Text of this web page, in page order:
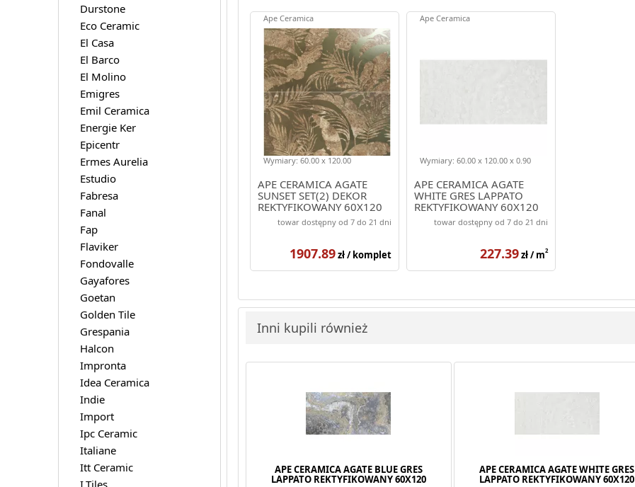
APE CERAMICA AGATE
SUNSET SET(2) DEKOR
REKTYFIKOWANY 60X120
Wymiary: 60.00 x 120.00
Ape Ceramica
towar dostępny od 7 do 21 dni
1907.89zł / komplet
APE CERAMICA AGATE
WHITE GRES LAPPATO
REKTYFIKOWANY 60X120
Wymiary: 60.00 x 120.00 x 0.90
Ape Ceramica
towar dostępny od 7 do 21 dni
227.39zł / m2
Inni kupili również
APE CERAMICA AGATE BLUE GRES
LAPPATO REKTYFIKOWANY 60X120
APE CERAMICA AGATE WHITE GRES
LAPPATO REKTYFIKOWANY 60X120
Durstone
Eco Ceramic
El Casa
El Barco
El Molino
Emigres
Emil Ceramica
Energie Ker
Epicentr
Ermes Aurelia
Estudio
Fabresa
Fanal
Fap
Flaviker
Fondovalle
Gayafores
Goetan
Golden Tile
Grespania
Halcon
Impronta
Idea Ceramica
Indie
Import
Ipc Ceramic
Italiane
Itt Ceramic
I.Tiles